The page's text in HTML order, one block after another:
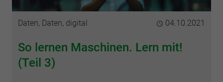
Kategorie
Daten, Daten, digital Publiziert
04.10.2021
So lernen Maschinen. Lern mit!
(Teil 3)